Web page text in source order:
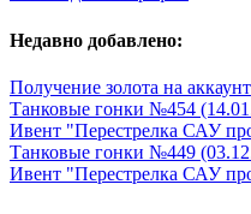
Недавно добавлено:
Получение золота на аккаунт
Танковые гонки №454
Ивент "Перестрелка САУ
Танковые гонки №449
Ивент "Перестрелка САУ